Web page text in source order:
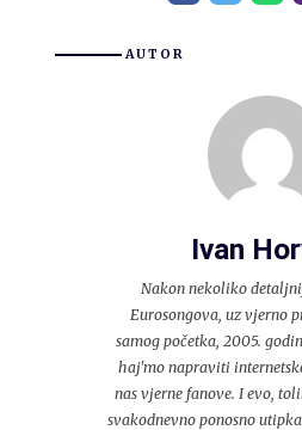
AUTOR
Ivan
Nakon nekoliko
Eurosongova, uz vjerno
samog početka, 2005.
haj'mo napraviti
nas vjerne fanove. I evo,
svakodnevno ponosno